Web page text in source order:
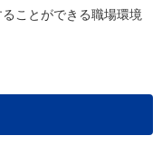
ことができる職場環境